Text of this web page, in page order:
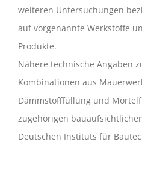
weiteren Untersuchungen
auf vorgenannte Werkstoffe
Produkte.
Nähere technische Angaben
Kombinationen aus
Dämmstofffüllung und
zugehörigen
Deutschen Instituts für